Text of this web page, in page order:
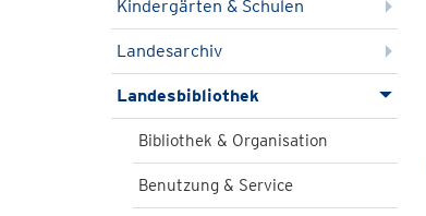
Kindergärten & Schulen
Landesarchiv
Landesbibliothek
Bibliothek & Organisation
Benutzung & Service